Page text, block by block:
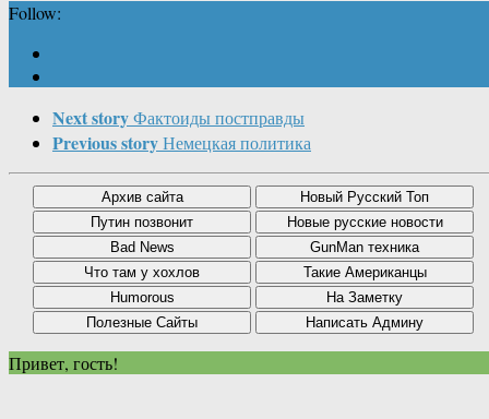
Follow:
Next storyФактоиды постправды
Previous storyНемецкая политика
Привет, гость!